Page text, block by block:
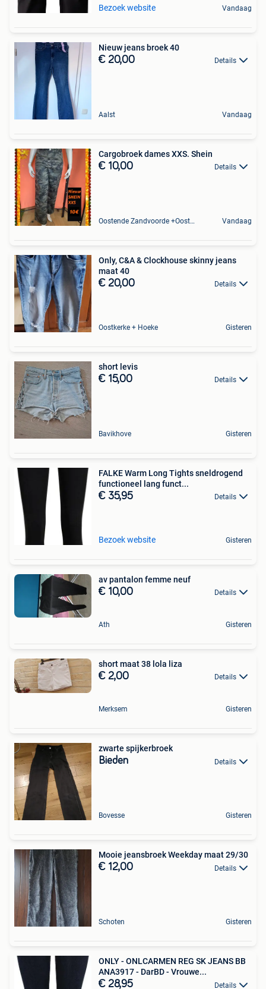
Bezoek website Vandaag
Nieuw jeans broek 40
€ 20,00 Details
Aalst Vandaag
Cargobroek dames XXS. Shein
€ 10,00 Details
Oostende Zandvoorde +Oostende Vandaag
Only, C&A & Clockhouse skinny jeans
maat 40
€ 20,00 Details
Oostkerke + Hoeke Gisteren
short levis
€ 15,00 Details
Bavikhove Gisteren
FALKE Warm Long Tights sneldrogend
functioneel lang funct...
€ 35,95 Details
Bezoek website Gisteren
av pantalon femme neuf
€ 10,00 Details
Ath Gisteren
short maat 38 lola liza
€ 2,00 Details
Merksem Gisteren
zwarte spijkerbroek
Bieden Details
Bovesse Gisteren
Mooie jeansbroek Weekday maat 29/30
€ 12,00 Details
Schoten Gisteren
ONLY - ONLCARMEN REG SK JEANS BB
ANA3917 - DarBD - Vrouwe...
€ 28,95 Details